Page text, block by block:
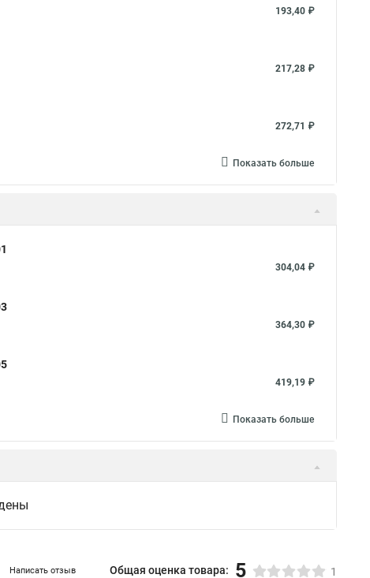
193,40 ₽
217,28 ₽
272,71 ₽
Показать больше
304,04 ₽
364,30 ₽
419,19 ₽
Показать больше
Написать отзыв Общая оценка товара: 5 1